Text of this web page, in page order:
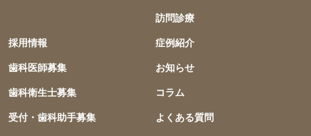
訪問診療
採用情報
歯科医師募集
歯科衛生士募集
受付・歯科助手募集
症例紹介
お知らせ
コラム
よくある質問